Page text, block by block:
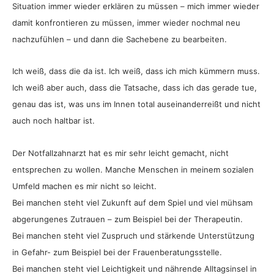
Situation immer wieder erklären zu müssen – mich immer wieder
damit konfrontieren zu müssen, immer wieder nochmal neu
nachzufühlen – und dann die Sachebene zu bearbeiten.
Ich weiß, dass die da ist. Ich weiß, dass ich mich kümmern muss.
Ich weiß aber auch, dass die Tatsache, dass ich das gerade tue,
genau das ist, was uns im Innen total auseinanderreißt und nicht
auch noch haltbar ist.
Der Notfallzahnarzt hat es mir sehr leicht gemacht, nicht
entsprechen zu wollen. Manche Menschen in meinem sozialen
Umfeld machen es mir nicht so leicht.
Bei manchen steht viel Zukunft auf dem Spiel und viel mühsam
abgerungenes Zutrauen – zum Beispiel bei der Therapeutin.
Bei manchen steht viel Zuspruch und stärkende Unterstützung
in Gefahr- zum Beispiel bei der Frauenberatungsstelle.
Bei manchen steht viel Leichtigkeit und nährende Alltagsinsel in